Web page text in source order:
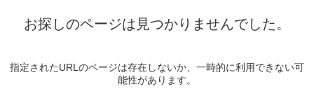
お探しのページは見つかりませんでした。
指定されたURLのページは存在しないか、一時的に利用できない可
能性があります。